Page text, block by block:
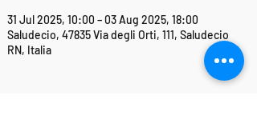
31 Jul 2025, 10:00 – 03 Aug 2025, 18:00
Saludecio, 47835 Via degli Orti, 111, Saludecio
RN, Italia